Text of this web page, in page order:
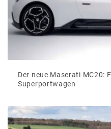
Der neue Maserati MC20:
Superportwagen